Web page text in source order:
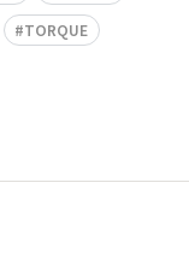
TORQUE